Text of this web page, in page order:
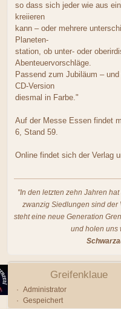
so dass sich jeder wie aus
kreiieren
kann – oder mehrere
Planeten-
station, ob unter- oder
Abenteuervorschläge.
Passend zum Jubiläum –
CD-Version
diesmal in Farbe."
Auf der Messe Essen findet
6, Stand 59.
Online findet sich der Verlag
"In den letzten zehn Jahren
zwanzig Siedlungen sind der
steht eine neue Generation
und holen uns
Greifenklaue
Administrator
Gespeichert